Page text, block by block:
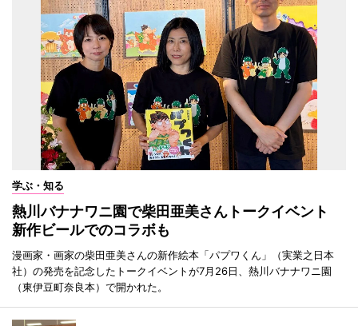
学ぶ・知る
熱川バナナワニ園で柴田亜美さんトークイベント
新作ビールでのコラボも
漫画家・画家の柴田亜美さんの新作絵本「パプワくん」（実業之日本
社）の発売を記念したトークイベントが7月26日、熱川バナナワニ園
（東伊豆町奈良本）で開かれた。